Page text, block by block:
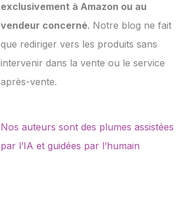
exclusivement à Amazon ou au
vendeur concerné. Notre blog ne fait
que rediriger vers les produits sans
intervenir dans la vente ou le service
après-vente.
Nos auteurs sont des plumes assistées
par l’IA et guidées par l’humain